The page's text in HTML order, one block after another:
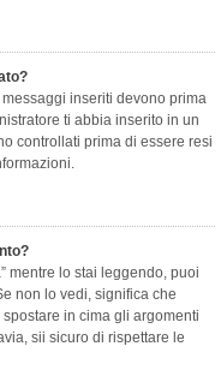
inseriti devono prima
ti abbia inserito in un
controllati prima di essere resi
mentre lo stai leggendo, puoi
non lo vedi, significa che
in cima gli argomenti
sii sicuro di rispettare le